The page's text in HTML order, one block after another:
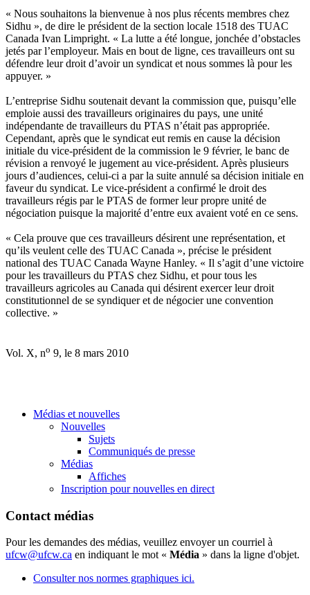
« Nous souhaitons la bienvenue à nos plus récents membres chez
Sidhu », de dire le président de la section locale 1518 des TUAC
Canada Ivan Limpright. « La lutte a été longue, jonchée d’obstacles
jetés par l’employeur. Mais en bout de ligne, ces travailleurs ont su
défendre leur droit d’avoir un syndicat et nous sommes là pour les
appuyer. »
L’entreprise Sidhu soutenait devant la commission que, puisqu’elle
emploie aussi des travailleurs originaires du pays, une unité
indépendante de travailleurs du PTAS n’était pas appropriée.
Cependant, après que le syndicat eut remis en cause la décision
initiale du vice-président de la commission le 9 février, le banc de
révision a renvoyé le jugement au vice-président. Après plusieurs
jours d’audiences, celui-ci a par la suite annulé sa décision initiale en
faveur du syndicat. Le vice-président a confirmé le droit des
travailleurs régis par le PTAS de former leur propre unité de
négociation puisque la majorité d’entre eux avaient voté en ce sens.
« Cela prouve que ces travailleurs désirent une représentation, et
qu’ils veulent celle des TUAC Canada », précise le président
national des TUAC Canada Wayne Hanley. « Il s’agit d’une victoire
pour les travailleurs du PTAS chez Sidhu, et pour tous les
travailleurs agricoles au Canada qui désirent exercer leur droit
constitutionnel de se syndiquer et de négocier une convention
collective. »
Vol. X, no 9, le 8 mars 2010
Médias et nouvelles
Nouvelles
Sujets
Communiqués de presse
Médias
Affiches
Inscription pour nouvelles en direct
Contact médias
Pour les demandes des médias, veuillez envoyer un courriel à
ufcw@ufcw.ca en indiquant le mot « Média » dans la ligne d'objet.
Consulter nos normes graphiques ici.